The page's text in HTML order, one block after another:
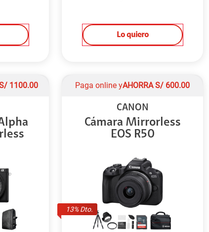
Lo quiero
1100.00
13% Dto.
Paga online yAHORRA S/ 600.00
CANON
Cámara Mirrorless
EOS R50